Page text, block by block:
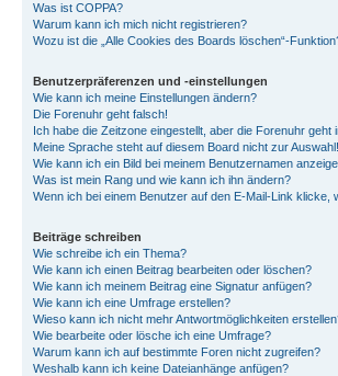
Was ist COPPA?
Warum kann ich mich nicht registrieren?
Wozu ist die „Alle Cookies des Boards löschen“-
Benutzerpräferenzen und -einstellungen
Wie kann ich meine Einstellungen ändern?
Die Forenuhr geht falsch!
Ich habe die Zeitzone eingestellt, aber die Forenuhr geht
Meine Sprache steht auf diesem Board nicht zur Auswahl!
Wie kann ich ein Bild bei meinem Benutzernamen
Was ist mein Rang und wie kann ich ihn ändern?
Wenn ich bei einem Benutzer auf den E-Mail-Link klicke,
Beiträge schreiben
Wie schreibe ich ein Thema?
Wie kann ich einen Beitrag bearbeiten oder löschen?
Wie kann ich meinem Beitrag eine Signatur anfügen?
Wie kann ich eine Umfrage erstellen?
Wieso kann ich nicht mehr Antwortmöglichkeiten
Wie bearbeite oder lösche ich eine Umfrage?
Warum kann ich auf bestimmte Foren nicht zugreifen?
Weshalb kann ich keine Dateianhänge anfügen?